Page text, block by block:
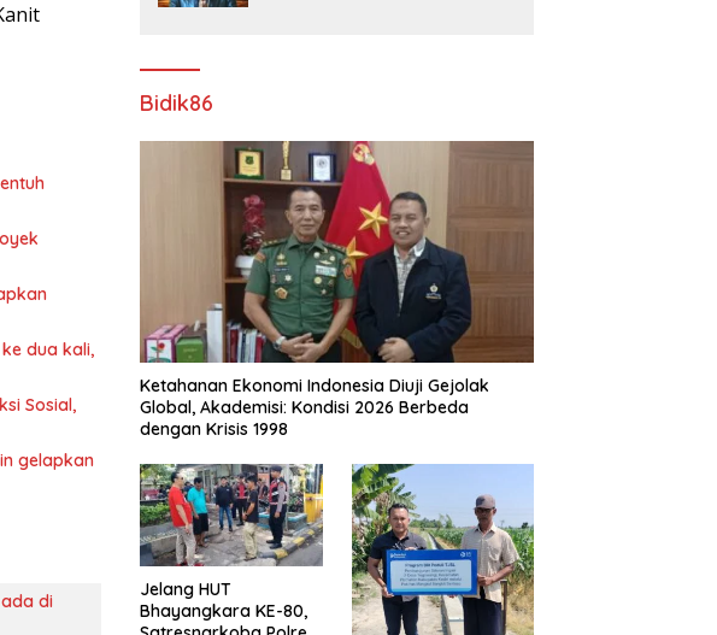
dua kali,
Sosial,
gelapkan
di
Bidik86
Ketahanan Ekonomi Indonesia Diuji Gejolak
Global, Akademisi: Kondisi 2026 Berbeda
dengan Krisis 1998
Jelang HUT
Bhayangkara KE-80,